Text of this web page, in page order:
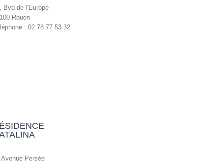
Bvd de l’Europe
Rouen
: 02 78 77 53 32
Avenue Persée